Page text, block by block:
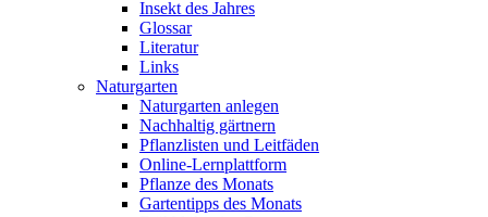
Insekt des Jahres
Glossar
Literatur
Links
Naturgarten
Naturgarten anlegen
Nachhaltig gärtnern
Pflanzlisten und Leitfäden
Online-Lernplattform
Pflanze des Monats
Gartentipps des Monats